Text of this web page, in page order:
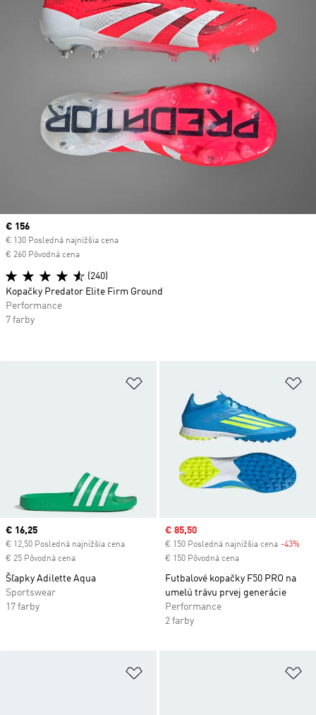
Pridať do zoznamu želaných
Current price
€ 16,25
€ 12,50 Posledná najnižšia cena
€ 25 Pôvodná cena
Šľapky Adilette Aqua
Sportswear
17 farby
Sale price
€ 85,50
€ 150 Posledná najnižšia cena -43%
€ 150 Pôvodná cena
Futbalové kopačky F50 PRO na
umelú trávu prvej generácie
Performance
2 farby
Pridať do zoznamu želaných
Current price
€ 156
€ 130 Posledná najnižšia cena
€ 260 Pôvodná cena
(240)
Kopačky Predator Elite Firm Ground
Performance
7 farby